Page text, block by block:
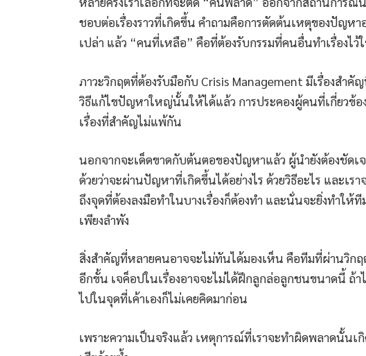
ชอบต่อเรื่องราวที่เกิดขึ้น คำถามคือการตัดต้นเหตุของปัญ
เปล่า แล้ว “คนที่เหลือ” คือที่ต้องรับกรรมที่คนอื่นทำเรื่องไว้
ภาวะวิกฤตที่ต้องรับมือกับ Crisis Management มีเรื่องสำ
วิธีแก้ไขปัญหาใหญ่นั้นให้ได้แล้ว การประคองผู้คนที่เกี่ยวข้
เรื่องที่สำคัญไม่แพ้กัน
นอกจากจะเด็ดขาดกับต้นตอของปัญหาแล้ว ผู้นำยังต้องชัด
ด้วยว่าจะผ่านปัญหาที่เกิดขึ้นได้อย่างไร ด้วยวิธีอะไร และเ
ถึงจุดที่ต้องลงมือทำในบางเรื่องก็ต้องทำ และนั่นจะยิ่งทำใ
เพียงลำพัง
สิ่งสำคัญที่หลายคนอาจจะไม่ทันได้มองเห็น คือทีมที่ผ่านวิก
อีกขั้น เจค็อปในเรื่องอาจจะไม่ได้ฝึกลูกล่อลูกชนขนาดนี้ ถ้
ไปในจุดที่เค้าเองก็ไม่เคยคิดมาก่อน
เพราะความเป็นจริงแล้ว เหตุการณ์ที่เราจะทำผิดพลาดนั้นเ